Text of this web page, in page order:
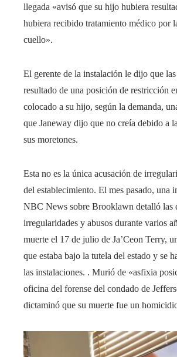
llegada «avisó que su hijo hubiera
hubiera recibido tratamiento médico por
cuello».
El gerente de la instalación le dijo que
resultado de una posición de restricción
colocado a su hijo, según la demanda,
que Janeway dijo que no creía debido a
sus moretones.
Esta no es la única acusación de
del establecimiento. El mes pasado, una
NBC News sobre Brooklawn detalló las
irregularidades y abusos durante varios
muerte el 17 de julio de Ja’Ceon Terry,
que estaba bajo la tutela del estado y se
las instalaciones. . Murió de «asfixia
oficina del forense del condado de
dictaminó que su muerte fue un